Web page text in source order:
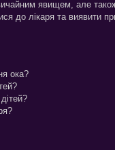
явищем, але
до лікаря та виявити
ока?